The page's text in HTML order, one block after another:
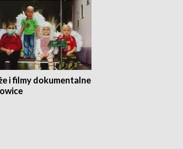
i filmy dokumentalne